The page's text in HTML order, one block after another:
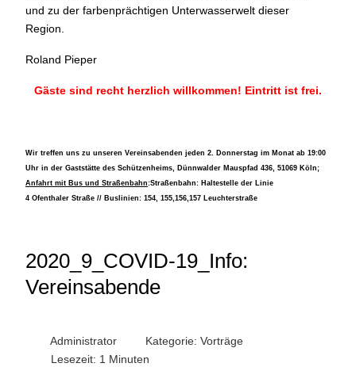
und zu der farbenprächtigen Unterwasserwelt dieser
Region.
Roland Pieper
Gäste sind recht herzlich willkommen! Eintritt ist frei.
Wir treffen uns zu unseren Vereinsabenden jeden 2. Donnerstag im Monat ab 19:00
Uhr in der Gaststätte des Schützenheims, Dünnwalder Mauspfad 436, 51069 Köln;
Anfahrt mit Bus und Straßenbahn:Straßenbahn: Haltestelle der Linie
4 Ofenthaler Straße // Buslinien: 154, 155,156,157 Leuchterstraße
2020_9_COVID-19_Info:
Vereinsabende
Administrator Kategorie: Vorträge
Lesezeit: 1 Minuten